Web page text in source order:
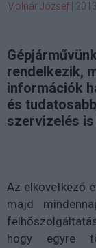
Molnár József
rendelkezik,
információk
és
szervizelés
Az elkövetkező
majd
hogy egyre